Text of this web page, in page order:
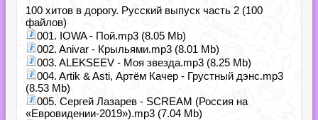
100 хитов в дорогу. Русский выпуск часть 2 (100
файлов)
001. IOWA - Пой.mp3 (8.05 Mb)
002. Anivar - Крыльями.mp3 (8.01 Mb)
003. ALEKSEEV - Моя звезда.mp3 (8.25 Mb)
004. Artik & Asti, Артём Качер - Грустный дэнс.mp3
(8.53 Mb)
005. Сергей Лазарев - SCREAM (Россия на
«Евровидении-2019»).mp3 (7.04 Mb)